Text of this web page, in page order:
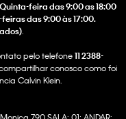
feira das 9:00 as 18:00
feiras das 9:00 às 17:00.
pelo telefone11 2388-
conosco como foi
Calvin Klein.